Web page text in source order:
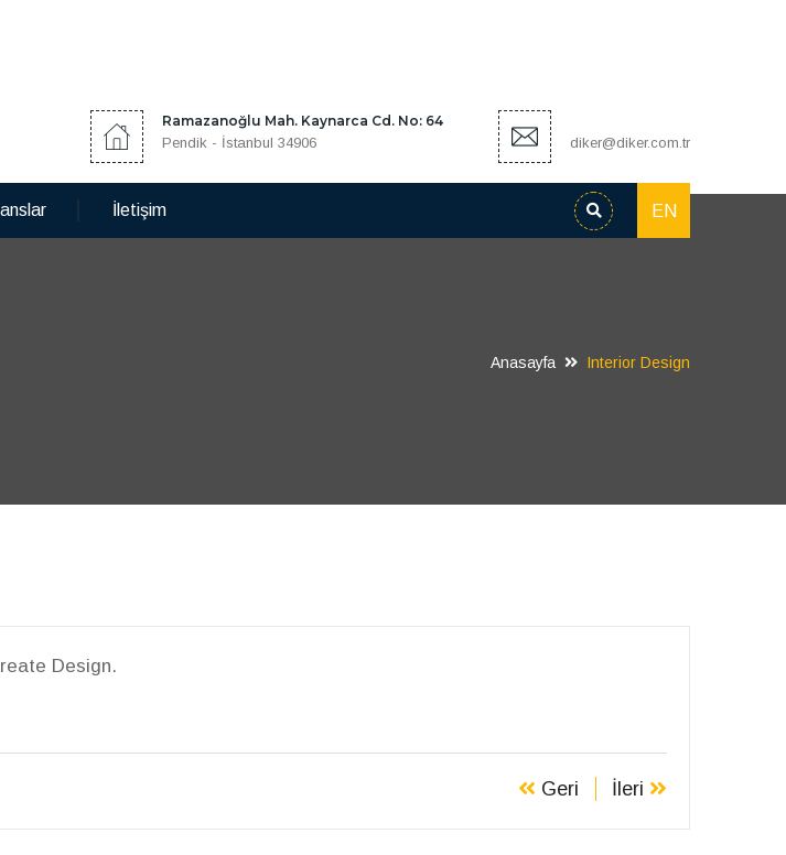
Ramazanoğlu Mah. Kaynarca Cd. No: 64
Pendik - İstanbul 34906
diker@diker.com.tr
İletişim EN
Anasayfa Interior Design
Design.
Geri İleri